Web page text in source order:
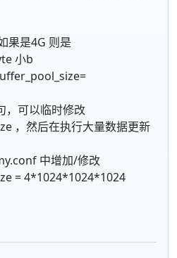
果是4G 则是
小b
，可以临时修改
，然后在执行大量数据更新
中增加/修改
= 4*1024*1024*1024